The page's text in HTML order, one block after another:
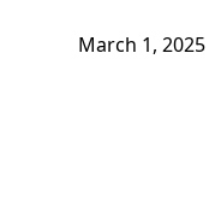
March 1, 2025